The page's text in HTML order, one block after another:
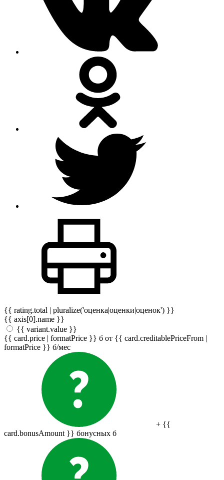
{{ rating.total | pluralize('оценка|оценки|оценок') }}
{{ axis[0].name }}
{{ variant.value }}
{{ card.price | formatPrice }} б от {{ card.creditablePriceFrom |
formatPrice }} б/мес
+ {{
card.bonusAmount }} бонусных б